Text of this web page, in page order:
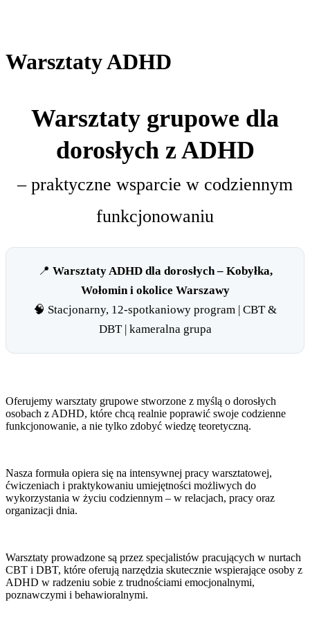
Warsztaty ADHD
Warsztaty grupowe dla
dorosłych z ADHD
– praktyczne wsparcie w codziennym
funkcjonowaniu
📍 Warsztaty ADHD dla dorosłych – Kobyłka,
Wołomin i okolice Warszawy
🧠 Stacjonarny, 12-spotkaniowy program | CBT &
DBT | kameralna grupa
Oferujemy warsztaty grupowe stworzone z myślą o dorosłych
osobach z ADHD, które chcą realnie poprawić swoje codzienne
funkcjonowanie, a nie tylko zdobyć wiedzę teoretyczną.
Nasza formuła opiera się na intensywnej pracy warsztatowej,
ćwiczeniach i praktykowaniu umiejętności możliwych do
wykorzystania w życiu codziennym – w relacjach, pracy oraz
organizacji dnia.
Warsztaty prowadzone są przez specjalistów pracujących w nurtach
CBT i DBT, które oferują narzędzia skutecznie wspierające osoby z
ADHD w radzeniu sobie z trudnościami emocjonalnymi,
poznawczymi i behawioralnymi.